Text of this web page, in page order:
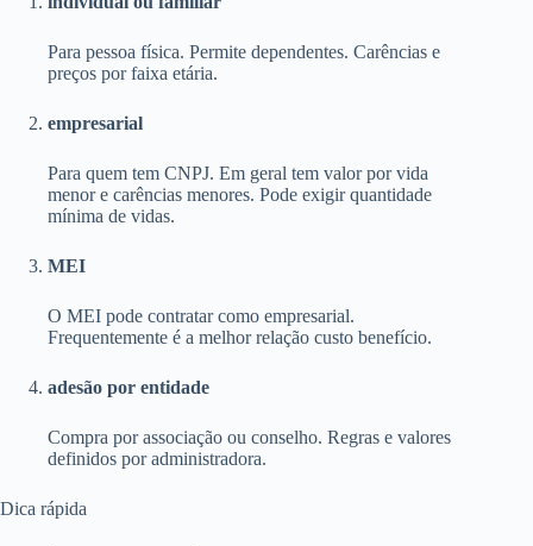
Para pessoa física. Permite dependentes. Carências e
preços por faixa etária.
empresarial
Para quem tem CNPJ. Em geral tem valor por vida
menor e carências menores. Pode exigir quantidade
mínima de vidas.
MEI
O MEI pode contratar como empresarial.
Frequentemente é a melhor relação custo benefício.
adesão por entidade
Compra por associação ou conselho. Regras e valores
definidos por administradora.
Dica rápida